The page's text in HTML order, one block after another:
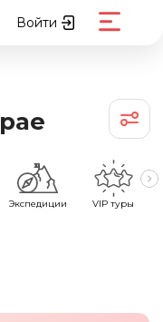
Войти
Экспедиции VIP туры